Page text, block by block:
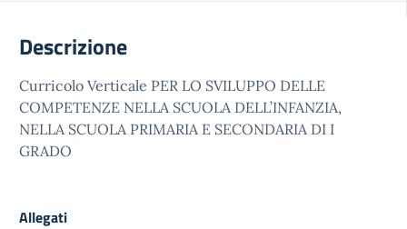
Descrizione
Curricolo Verticale PER LO SVILUPPO DELLE
COMPETENZE NELLA SCUOLA DELL’INFANZIA,
NELLA SCUOLA PRIMARIA E SECONDARIA DI I
GRADO
Allegati